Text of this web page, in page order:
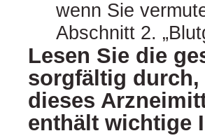
wenn Sie
Abschnitt 2.
Lesen Sie die
sorgfältig durch,
dieses
enthält wichtige